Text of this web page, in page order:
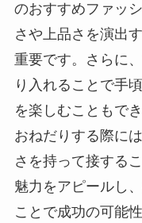
のおすすめファッ
さや上品さを演出
重要です。さらに
り入れることで手
を楽しむこともで
おねだりする際に
さを持って接する
魅力をアピールし
ことで成功の可能